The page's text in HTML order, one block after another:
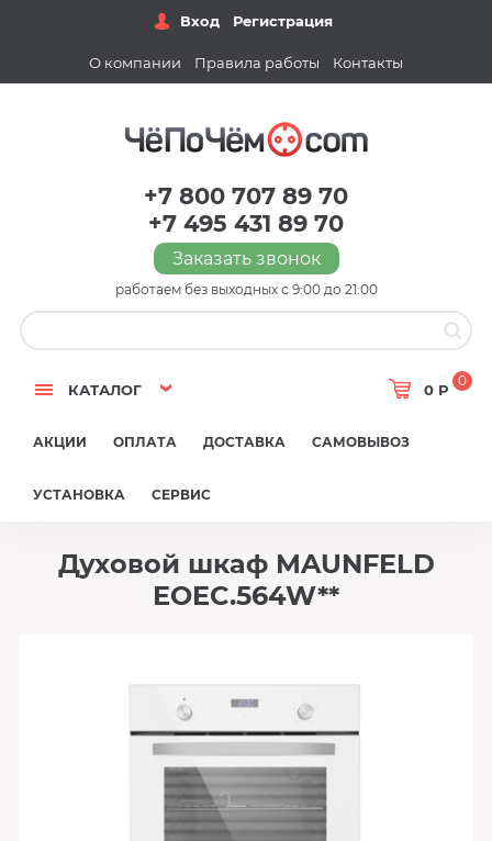
Вход Регистрация
О компании Правила работы Контакты
+7 800 707 89 70
+7 495 431 89 70
Заказать звонок
работаем без выходных с 9:00 до 21:00
КАТАЛОГ 0 Р
0
АКЦИИ ОПЛАТА ДОСТАВКА САМОВЫВОЗ
УСТАНОВКА СЕРВИС
Духовой шкаф MAUNFELD
EOEC.564W**